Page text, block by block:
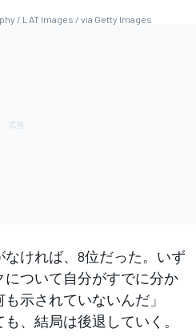
/ LAT Images / via Getty Images
なければ、8位だった。いず
ついて自分がすでに分か
示されていないんだ」
、結局は後退していく。